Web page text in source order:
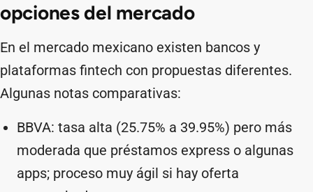
opciones del mercado
En el mercado mexicano existen bancos y
plataformas fintech con propuestas diferentes.
Algunas notas comparativas:
BBVA: tasa alta (25.75% a 39.95%) pero más
moderada que préstamos express o algunas
apps; proceso muy ágil si hay oferta